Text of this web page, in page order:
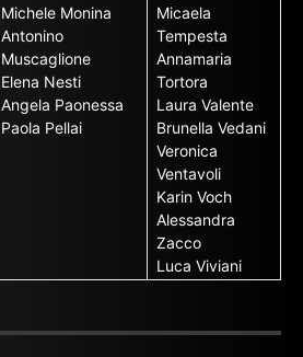
Michele Monina
Antonino
Muscaglione
Elena Nesti
Angela Paonessa
Paola Pellai
Micaela
Tempesta
Annamaria
Tortora
Laura Valente
Brunella Vedani
Veronica
Ventavoli
Karin Voch
Alessandra
Zacco
Luca Viviani